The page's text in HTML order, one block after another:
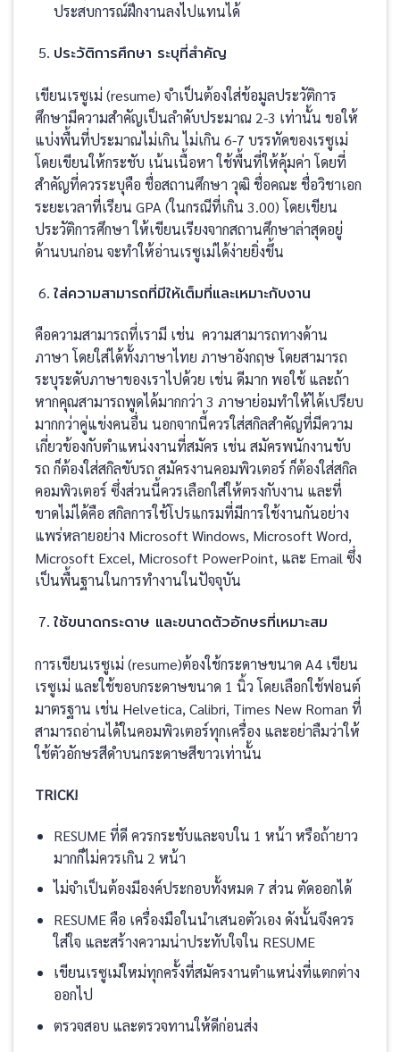
ประสบการณ์ฝึกงานลงไปแทนได้
ประวัติการศึกษา ระบุที่สำคัญ
เขียนเรซูเม่ (resume) จำเป็นต้องใส่ข้อมูลประวัติการ
ศึกษามีความสำคัญเป็นลำดับประมาณ 2-3 เท่านั้น ขอให้
แบ่งพื้นที่ประมาณไม่เกิน ไม่เกิน 6-7 บรรทัดของเรซูเม่
โดยเขียนให้กระชับ เน้นเนื้อหา ใช้พื้นที่ให้คุ้มค่า โดยที่
สำคัญที่ควรระบุคือ ชื่อสถานศึกษา วุฒิ ชื่อคณะ ชื่อวิชาเอก
ระยะเวลาที่เรียน GPA (ในกรณีที่เกิน 3.00) โดยเขียน
ประวัติการศึกษา ให้เขียนเรียงจากสถานศึกษาล่าสุดอยู่
ด้านบนก่อน จะทำให้อ่านเรซูเม่ได้ง่ายยิ่งขึ้น
ใส่ความสามารถที่มีให้เต็มที่และเหมาะกับงาน
คือความสามารถที่เรามี เช่น ความสามารถทางด้าน
ภาษา โดยใส่ได้ทั้งภาษาไทย ภาษาอังกฤษ โดยสามารถ
ระบุระดับภาษาของเราไปด้วย เช่น ดีมาก พอใช้ และถ้า
หากคุณสามารถพูดได้มากกว่า 3 ภาษาย่อมทำให้ได้เปรียบ
มากกว่าคู่แข่งคนอื่น นอกจากนี้ควรใส่สกิลสำคัญที่มีความ
เกี่ยวข้องกับตำแหน่งงานที่สมัคร เช่น สมัครพนักงานขับ
รถ ก็ต้องใส่สกิลขับรถ สมัครงานคอมพิวเตอร์ ก็ต้องใส่สกิล
คอมพิวเตอร์ ซึ่งส่วนนี้ควรเลือกใส่ให้ตรงกับงาน และที่
ขาดไม่ได้คือ สกิลการใช้โปรแกรมที่มีการใช้งานกันอย่าง
แพร่หลายอย่าง Microsoft Windows, Microsoft Word,
Microsoft Excel, Microsoft PowerPoint, และ Email ซึ่ง
เป็นพื้นฐานในการทำงานในปัจจุบัน
ใช้ขนาดกระดาษ และขนาดตัวอักษรที่เหมาะสม
การเขียนเรซูเม่ (resume)ต้องใช้กระดาษขนาด A4 เขียน
เรซูเม่ และใช้ขอบกระดาษขนาด 1 นิ้ว โดยเลือกใช้ฟอนต์
มาตรฐาน เช่น Helvetica, Calibri, Times New Roman ที่
สามารถอ่านได้ในคอมพิวเตอร์ทุกเครื่อง และอย่าลืมว่าให้
ใช้ตัวอักษรสีดำบนกระดาษสีขาวเท่านั้น
TRICK!
RESUME ที่ดี ควรกระชับและจบใน 1 หน้า หรือถ้ายาว
มากก็ไม่ควรเกิน 2 หน้า
ไม่จำเป็นต้องมีองค์ประกอบทั้งหมด 7 ส่วน ตัดออกได้
RESUME คือ เครื่องมือในนำเสนอตัวเอง ดังนั้นจึงควร
ใส่ใจ และสร้างความน่าประทับใจใน RESUME
เขียนเรซูเม่ใหม่ทุกครั้งที่สมัครงานตำแหน่งที่แตกต่าง
ออกไป
ตรวจสอบ และตรวจทานให้ดีก่อนส่ง